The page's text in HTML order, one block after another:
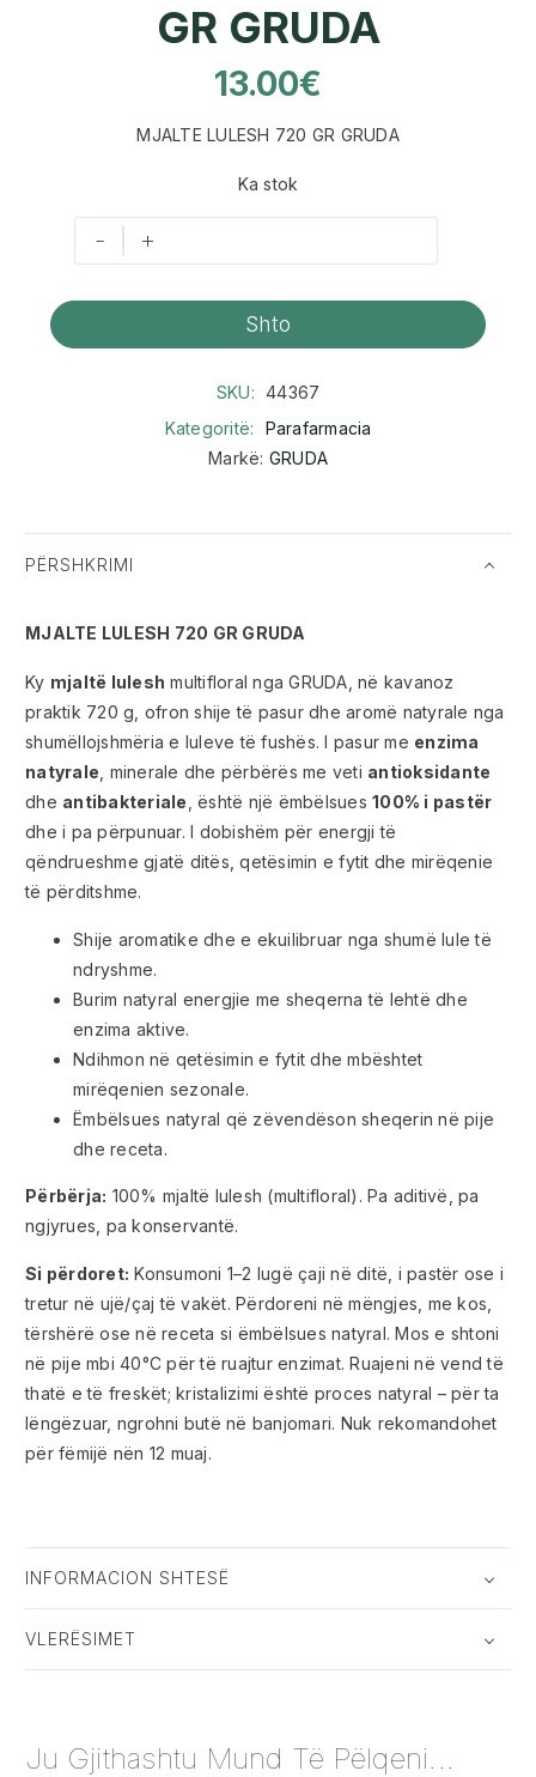
GR GRUDA
13.00€
MJALTE LULESH 720 GR GRUDA
Ka stok
- +
Shto
SKU: 44367
Kategoritë:
Parafarmacia
Markë: GRUDA
PËRSHKRIMI
MJALTE LULESH 720 GR GRUDA
Ky mjaltë lulesh multifloral nga GRUDA, në kavanoz
praktik 720 g, ofron shije të pasur dhe aromë natyrale nga
shumëllojshmëria e luleve të fushës. I pasur me enzima
natyrale , minerale dhe përbërës me veti antioksidante
dhe antibakteriale , është një ëmbëlsues 100% i pastër
dhe i pa përpunuar. I dobishëm për energji të
qëndrueshme gjatë ditës, qetësimin e fytit dhe mirëqenie
të përditshme.
Shije aromatike dhe e ekuilibruar nga shumë lule të
ndryshme.
Burim natyral energjie me sheqerna të lehtë dhe
enzima aktive.
Ndihmon në qetësimin e fytit dhe mbështet
mirëqenien sezonale.
Ëmbëlsues natyral që zëvendëson sheqerin në pije
dhe receta.
Përbërja: 100% mjaltë lulesh (multifloral). Pa aditivë, pa
ngjyrues, pa konservantë.
Si përdoret: Konsumoni 1–2 lugë çaji në ditë, i pastër ose i
tretur në ujë/çaj të vakët. Përdoreni në mëngjes, me kos,
tërshërë ose në receta si ëmbëlsues natyral. Mos e shtoni
në pije mbi 40°C për të ruajtur enzimat. Ruajeni në vend të
thatë e të freskët; kristalizimi është proces natyral – për ta
lëngëzuar, ngrohni butë në banjomari. Nuk rekomandohet
për fëmijë nën 12 muaj.
INFORMACION SHTESË
VLERËSIMET
Ju Gjithashtu Mund Të Pëlqeni...